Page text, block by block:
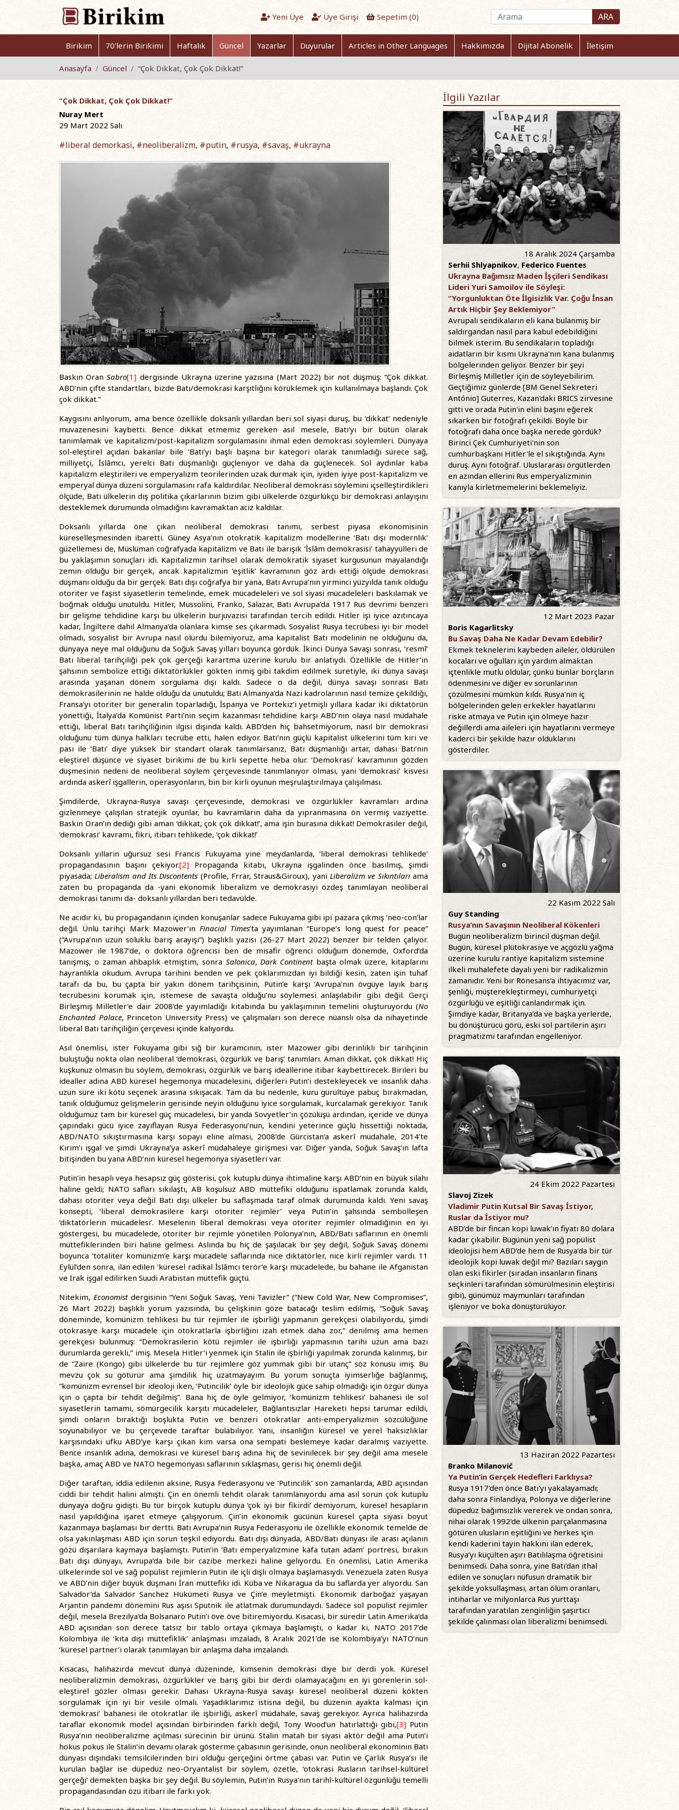
Yeni Üye Üye Girişi Sepetim (0) ARA
Birikim 70'lerin Birikimi Haftalık Güncel Yazarlar Duyurular Articles in Other Languages Hakkımızda Dijital Abonelik İletişim
Anasayfa Güncel “Çok Dikkat, Çok Çok Dikkat!”
“Çok Dikkat, Çok Çok Dikkat!”
Nuray Mert
29 Mart 2022 Salı
#liberal demorkasi, #neoliberalizm, #putin, #rusya, #savaş, #ukrayna
Baskın OranSabro[1] dergisinde Ukrayna üzerine yazısına (Mart 2022) bir not düşmüş: “Çok dikkat.
ABD’nin çifte standartları, bizde Batı/demokrasi karşıtlığını körüklemek için kullanılmaya başlandı. Çok
çok dikkat.”
Kaygısını anlıyorum, ama bence özellikle doksanlı yıllardan beri sol siyasi duruş, bu ‘dikkat’ nedeniyle
muvazenesini kaybetti. Bence dikkat etmemiz gereken asıl mesele, Batı’yı bir bütün olarak
tanımlamak ve kapitalizm/post-kapitalizm sorgulamasını ihmal eden demokrasi söylemleri. Dünyaya
sol-eleştirel açıdan bakanlar bile ‘Batı’yı başlı başına bir kategori olarak tanımladığı sürece sağ,
milliyetçi, İslâmcı, yerelci Batı düşmanlığı güçleniyor ve daha da güçlenecek. Sol aydınlar kaba
kapitalizm eleştirileri ve emperyalizm teorilerinden uzak durmak için, iyiden iyiye post-kapitalizm ve
emperyal dünya düzeni sorgulamasını rafa kaldırdılar. Neoliberal demokrasi söylemini içselleştirdikleri
ölçüde, Batı ülkelerin dış politika çıkarlarının bizim gibi ülkelerde özgürlükçü bir demokrasi anlayışını
desteklemek durumunda olmadığını kavramaktan aciz kaldılar.
Doksanlı yıllarda öne çıkan neoliberal demokrasi tanımı, serbest piyasa ekonomisinin
küreselleşmesinden ibaretti. Güney Asya’nın otokratik kapitalizm modellerine ‘Batı dışı modernlik’
güzellemesi de, Müslüman coğrafyada kapitalizm ve Batı ile barışık ‘İslâm demokrasisi’ tahayyülleri de
bu yaklaşımın sonuçları idi. Kapitalizmin tarihsel olarak demokratik siyaset kurgusunun mayalandığı
zemin olduğu bir gerçek, ancak kapitalizmin ‘eşitlik’ kavramının göz ardı ettiği ölçüde demokrasi
düşmanı olduğu da bir gerçek. Batı dışı coğrafya bir yana, Batı Avrupa’nın yirminci yüzyılda tanık olduğu
otoriter ve faşist siyasetlerin temelinde, emek mücadeleleri ve sol siyasi mücadeleleri baskılamak ve
boğmak olduğu unutuldu. Hitler, Mussolini, Franko, Salazar, Batı Avrupa’da 1917 Rus devrimi benzeri
bir gelişme tehdidine karşı bu ülkelerin burjuvazisi tarafından tercih edildi. Hitler işi iyice azıtıncaya
kadar, İngiltere dahil Almanya’da olanlara kimse ses çıkarmadı. Sosyalist Rusya tecrübesi iyi bir model
olmadı, sosyalist bir Avrupa nasıl olurdu bilemiyoruz, ama kapitalist Batı modelinin ne olduğunu da,
dünyaya neye mal olduğunu da Soğuk Savaş yılları boyunca gördük. İkinci Dünya Savaşı sonrası, ‘resmî’
Batı liberal tarihçiliği pek çok gerçeği karartma üzerine kurulu bir anlatıydı. Özellikle de Hitler’in
şahsının sembolize ettiği diktatörlükler gökten inmiş gibi takdim edilmek suretiyle, iki dünya savaşı
arasında yaşanan dönem sorgulama dışı kaldı. Sadece o da değil, dünya savaşı sonrası Batı
demokrasilerinin ne halde olduğu da unutuldu; Batı Almanya’da Nazi kadrolarının nasıl temize çekildiği,
Fransa’yı otoriter bir generalin toparladığı, İspanya ve Portekiz’i yetmişli yıllara kadar iki diktatörün
yönettiği, İtalya’da Komünist Parti’nin seçim kazanması tehdidine karşı ABD’nin olaya nasıl müdahale
ettiği, liberal Batı tarihçiliğinin ilgisi dışında kaldı. ABD’den hiç bahsetmiyorum, nasıl bir demokrasi
olduğunu tüm dünya halkları tecrübe etti, halen ediyor. Batı’nın güçlü kapitalist ülkelerini tüm kiri ve
pası ile ‘Batı’ diye yüksek bir standart olarak tanımlarsanız, Batı düşmanlığı artar, dahası Batı’nın
eleştirel düşünce ve siyaset birikimi de bu kirli sepette heba olur. ‘Demokrasi’ kavramının gözden
düşmesinin nedeni de neoliberal söylem çerçevesinde tanımlanıyor olması, yani ‘demokrasi’ kisvesi
ardında askerî işgallerin, operasyonların, bin bir kirli oyunun meşrulaştırılmaya çalışılması.
Şimdilerde, Ukrayna-Rusya savaşı çerçevesinde, demokrasi ve özgürlükler kavramları ardına
gizlenmeye çalışılan stratejik oyunlar, bu kavramların daha da yıpranmasına ön vermiş vaziyette.
Baskın Oran’ın dediği gibi aman ‘dikkat, çok çok dikkat!’, ama işin burasına dikkat! Demokrasiler değil,
‘demokrasi’ kavramı, fikri, itibarı tehlikede, ‘çok dikkat!’
Doksanlı yılların uğursuz sesi Francis Fukuyama yine meydanlarda, ‘liberal demokrasi tehlikede’
propagandasının başını çekiyor.[2]Propaganda kitabı, Ukrayna işgalinden önce basılmış, şimdi
piyasada;Liberalism and Its Discontents (Profile, Frrar, Straus&Giroux), yaniLiberalizm ve Sıkıntılarıama
zaten bu propaganda da -yani ekonomik liberalizm ve demokrasiyi özdeş tanımlayan neoliberal
demokrasi tanımı da- doksanlı yıllardan beri tedavülde.
Ne acıdır ki, bu propagandanın içinden konuşanlar sadece Fukuyama gibi ipi pazara çıkmış ‘neo-con’lar
değil. Ünlü tarihçi Mark Mazower’ın Finacial Times’ta yayımlanan “Europe’s long quest for peace”
(“Avrupa’nın uzun soluklu barış arayışı”) başlıklı yazısı (26-27 Mart 2022) benzer bir telden çalıyor.
Mazower ile 1987’de, o doktora öğrencisi ben de misafir öğrenci olduğum dönemde, Oxford’da
tanışmış, o zaman ahbaplık etmiştim, sonra Salonica,Dark Continentbaşta olmak üzere, kitaplarını
hayranlıkla okudum. Avrupa tarihini benden ve pek çoklarımızdan iyi bildiği kesin, zaten işin tuhaf
tarafı da bu, bu çapta bir yakın dönem tarihçisinin, Putin’e karşı ‘Avrupa’nın övgüye layık barış
tecrübesini korumak için, istemese de savaşta olduğu’nu söylemesi anlaşılabilir gibi değil. Gerçi
Birleşmiş Milletler’e dair 2008’de yayımladığı kitabında bu yaklaşımının temelini oluşturuyordu (No
Enchanted Palace, Princeton University Press) ve çalışmaları son derece nüanslı olsa da nihayetinde
liberal Batı tarihçiliğin çerçevesi içinde kalıyordu.
Asıl önemlisi, ister Fukuyama gibi sığ bir kuramcının, ister Mazower gibi derinlikli bir tarihçinin
buluştuğu nokta olan neoliberal ‘demokrasi, özgürlük ve barış’ tanımları. Aman dikkat, çok dikkat! Hiç
kuşkunuz olmasın bu söylem, demokrasi, özgürlük ve barış ideallerine itibar kaybettirecek. Birileri bu
idealler adına ABD küresel hegemonya mücadelesini, diğerleri Putin’i destekleyecek ve insanlık daha
uzun süre iki kötü seçenek arasına sıkışacak. Tam da bu nedenle, kuru gürültüye pabuç bırakmadan,
tanık olduğumuz gelişmelerin gerisinde neyin olduğunu iyice sorgulamak, kurcalamak gerekiyor. Tanık
olduğumuz tam bir küresel güç mücadelesi, bir yanda Sovyetler’in çözülüşü ardından, içeride ve dünya
çapındaki gücü iyice zayıflayan Rusya Federasyonu’nun, kendini yeterince güçlü hissettiği noktada,
ABD/NATO sıkıştırmasına karşı sopayı eline alması, 2008’de Gürcistan’a askerî müdahale, 2014’te
Kırım’ı işgal ve şimdi Ukrayna’ya askerî müdahaleye girişmesi var. Diğer yanda, Soğuk Savaş’ın lafta
bitişinden bu yana ABD’nin küresel hegemonya siyasetleri var.
Putin’in hesaplı veya hesapsız güç gösterisi, çok kutuplu dünya ihtimaline karşı ABD’nin en büyük silahı
haline geldi; NATO safları sıkılaştı, AB koşulsuz ABD müttefiki olduğunu ispatlamak zorunda kaldı,
dahası otoriter veya değil Batı dışı ülkeler bu saflaşmada taraf olmak durumunda kaldı. Yeni savaş
konsepti, ‘liberal demokrasilere karşı otoriter rejimler’ veya Putin’in şahsında sembolleşen
‘diktatörlerin mücadelesi’. Meselenin liberal demokrasi veya otoriter rejimler olmadığının en iyi
göstergesi, bu mücadelede, otoriter bir rejimle yönetilen Polonya’nın, ABD/Batı saflarının en önemli
müttefiklerinden biri haline gelmesi. Aslında bu hiç de şaşılacak bir şey değil, Soğuk Savaş dönemi
boyunca ‘totaliter komünizm’e karşı mücadele saflarında nice diktatörler, nice kirli rejimler vardı. 11
Eylül’den sonra, ilan edilen ‘küresel radikal İslâmcı terör’e karşı mücadelede, bu bahane ile Afganistan
ve Irak işgal edilirken Suudi Arabistan müttefik güçtü.
Nitekim, Economistdergisinin “Yeni Soğuk Savaş, Yeni Tavizler” (“New Cold War, New Compromises”,
26 Mart 2022) başlıklı yorum yazısında, bu çelişkinin göze batacağı teslim edilmiş, “Soğuk Savaş
döneminde, komünizm tehlikesi bu tür rejimler ile işbirliği yapmanın gerekçesi olabiliyordu, şimdi
otokrasiye karşı mücadele için otokratlarla işbirliğini izah etmek daha zor,” denilmiş ama hemen
gerekçesi bulunmuş: “Demokrasilerin kötü rejimler ile işbirliği yapmasının tarihi uzun ama bazı
durumlarda gerekli,” imiş. Mesela Hitler’i yenmek için Stalin ile işbirliği yapılmak zorunda kalınmış, bir
de “Zaire (Kongo) gibi ülkelerde bu tür rejimlere göz yummak gibi bir utanç” söz konusu imiş. Bu
mevzu çok su götürür ama şimdilik hiç uzatmayayım. Bu yorum sonuçta iyimserliğe bağlanmış,
“komünizm evrensel bir ideoloji iken, ‘Putincilik’ öyle bir ideolojik güce sahip olmadığı için özgür dünya
için o çapta bir tehdit değilmiş”. Bana hiç de öyle gelmiyor, ‘komünizm tehlikesi’ bahanesi ile sol
siyasetlerin tamamı, sömürgecilik karşıtı mücadeleler, Bağlantısızlar Hareketi hepsi tarumar edildi,
şimdi onların bıraktığı boşlukta Putin ve benzeri otokratlar anti-emperyalizmin sözcülüğüne
soyunabiliyor ve bu çerçevede taraftar bulabiliyor. Yani, insanlığın küresel ve yerel haksızlıklar
karşısındaki ufku ABD’ye karşı çıkan kim varsa ona sempati beslemeye kadar daralmış vaziyette.
Bence insanlık adına, demokrasi ve küresel barış adına hiç de sevinilecek bir şey değil ama mesele
başka, amaç ABD ve NATO hegemonyası saflarının sıklaşması, gerisi hiç önemli değil.
Diğer taraftan, iddia edilenin aksine, Rusya Federasyonu ve ‘Putincilik’ son zamanlarda, ABD açısından
ciddi bir tehdit halini almıştı. Çin en önemli tehdit olarak tanımlanıyordu ama asıl sorun çok kutuplu
dünyaya doğru gidişti. Bu tür birçok kutuplu dünya ‘çok iyi bir fikirdi’ demiyorum, küresel hesapların
nasıl yapıldığına işaret etmeye çalışıyorum. Çin’in ekonomik gücünün küresel çapta siyasi boyut
kazanmaya başlaması bir dertti. Batı Avrupa’nın Rusya Federasyonu ile özellikle ekonomik temelde de
olsa yakınlaşması ABD için sorun teşkil ediyordu. Batı dışı dünyada, ABD/Batı dünyası ile arası açılanın
gözü dışarılara kaymaya başlamıştı. Putin’in ‘Batı emperyalizmine kafa tutan adam’ portresi, bırakın
Batı dışı dünyayı, Avrupa’da bile bir cazibe merkezi haline geliyordu. En önemlisi, Latin Amerika
ülkelerinde sol ve sağ popülist rejimlerin Putin ile içli dışlı olmaya başlamasıydı. Venezuela zaten Rusya
ve ABD’nin diğer büyük düşmanı İran müttefiki idi. Küba ve Nikaragua da bu saflarda yer alıyordu. San
Salvador’da Salvador Sanchez Hükümeti Rusya ve Çin’e meyletmişti. Ekonomik darboğaz yaşayan
Arjantin pandemi dönemini Rus aşısı Sputnik ile atlatmak durumundaydı. Sadece sol popülist rejimler
değil, mesela Brezilya’da Bolsanaro Putin’i öve öve bitiremiyordu. Kısacası, bir süredir Latin Amerika’da
ABD açısından son derece tatsız bir tablo ortaya çıkmaya başlamıştı, o kadar ki, NATO 2017’de
Kolombiya ile ‘kıta dışı müttefiklik’ anlaşması imzaladı, 8 Aralık 2021’de ise Kolombiya’yı NATO’nun
‘küresel partner’i olarak tanımlayan bir anlaşma daha imzalandı.
Kısacası, halihazırda mevcut dünya düzeninde, kimsenin demokrasi diye bir derdi yok. Küresel
neoliberalizmin demokrasi, özgürlükler ve barış gibi bir derdi olamayacağını en iyi görenlerin sol-
eleştirel gözler olması gerekir. Dahası Ukrayna-Rusya savaşı küresel neoliberal düzeni kökten
sorgulamak için iyi bir vesile olmalı. Yaşadıklarımız istisna değil, bu düzenin ayakta kalması için
‘demokrasi’ bahanesi ile otokratlar ile işbirliği, askerî müdahale, savaş gerekiyor. Ayrıca halihazırda
taraflar ekonomik model açısından birbirinden farklı değil, Tony Wood’un hatırlattığı gibi,[3]Putin
Rusya’nın neoliberalizme açılması sürecinin bir ürünü. Stalin matah bir siyasi aktör değil ama Putin’i
hokus pokus ile Stalin’in devamı olarak gösterme çabasının gerisinde, onun neoliberal ekonominin Batı
dünyası dışındaki temsilcilerinden biri olduğu gerçeğini örtme çabası var. Putin ve Çarlık Rusya’sı ile
kurulan bağlar ise düpedüz neo-Oryantalist bir söylem, özetle, ‘otokrasi Rusların tarihsel-kültürel
gerçeği’ demekten başka bir şey değil. Bu söylemin, Putin’in Rusya’nın tarihî-kültürel özgünlüğü temelli
propagandasından özü itibarı ile farkı yok.
İlgili Yazılar
18 Aralık 2024 Çarşamba
Serhii Shlyapnikov, Federico Fuentes
Ukrayna Bağımsız Maden İşçileri Sendikası
Lideri Yuri Samoilov ile Söyleşi:
“Yorgunluktan Öte İlgisizlik Var. Çoğu İnsan
Artık Hiçbir Şey Beklemiyor”
Avrupalı sendikaların eli kana bulanmış bir
saldırgandan nasıl para kabul edebildiğini
bilmek isterim. Bu sendikaların topladığı
aidatların bir kısmı Ukrayna'nın kana bulanmış
bölgelerinden geliyor. Benzer bir şeyi
Birleşmiş Milletler için de söyleyebilirim.
Geçtiğimiz günlerde [BM Genel Sekreteri
António] Guterres, Kazan'daki BRICS zirvesine
gitti ve orada Putin'in elini başını eğerek
sıkarken bir fotoğrafı çekildi. Böyle bir
fotoğrafı daha önce başka nerede gördük?
Birinci Çek Cumhuriyeti'nin son
cumhurbaşkanı Hitler'le el sıkıştığında. Aynı
duruş. Aynı fotoğraf. Uluslararası örgütlerden
en azından ellerini Rus emperyalizminin
kanıyla kirletmemelerini beklemeliyiz.
12 Mart 2023 Pazar
Boris Kagarlitsky
Bu Savaş Daha Ne Kadar Devam Edebilir?
Ekmek teknelerini kaybeden aileler, öldürülen
kocaları ve oğulları için yardım almaktan
içtenlikle mutlu oldular, çünkü bunlar borçların
ödenmesini ve diğer ev sorunlarının
çözülmesini mümkün kıldı. Rusya'nın iç
bölgelerinden gelen erkekler hayatlarını
riske atmaya ve Putin için ölmeye hazır
değillerdi ama aileleri için hayatlarını vermeye
kaderci bir şekilde hazır olduklarını
gösterdiler.
22 Kasım 2022 Salı
Guy Standing
Rusya’nın Savaşının Neoliberal Kökenleri
Bugün neoliberalizm birincil düşman değil.
Bugün, küresel plütokrasiye ve açgözlü yağma
üzerine kurulu rantiye kapitalizm sistemine
ilkeli muhalefete dayalı yeni bir radikalizmin
zamanıdır. Yeni bir Rönesans’a ihtiyacımız var,
şenliği, müşterekleştirmeyi, cumhuriyetçi
özgürlüğü ve eşitliği canlandırmak için.
Şimdiye kadar, Britanya’da ve başka yerlerde,
bu dönüştürücü görü, eski sol partilerin aşırı
pragmatizmi tarafından engelleniyor.
24 Ekim 2022 Pazartesi
Slavoj Zizek
Vladimir Putin Kutsal Bir Savaş İstiyor,
Ruslar da İstiyor mu?
ABD’de bir fincan kopi luwak’ın fiyatı 80 dolara
kadar çıkabilir. Bugünün yeni sağ popülist
ideolojisi hem ABD’de hem de Rusya’da bir tür
ideolojik kopi luwak değil mi? Bazıları saygın
olan eski fikirler (sıradan insanların finans
seçkinleri tarafından sömürülmesinin eleştirisi
gibi), günümüz maymunları tarafından
işleniyor ve boka dönüştürülüyor.
13 Haziran 2022 Pazartesi
Branko Milanović
Ya Putin’in Gerçek Hedefleri Farklıysa?
Rusya 1917'den önce Batı'yı yakalayamadı;
daha sonra Finlandiya, Polonya ve diğerlerine
düpedüz bağımsızlık vererek ve ondan sonra,
nihai olarak 1992'de ülkenin parçalanmasına
götüren ulusların eşitliğini ve herkes için
kendi kaderini tayin hakkını ilan ederek,
Rusya’yı küçülten aşırı Batılılaşma öğretisini
benimsedi. Daha sonra, yine Batı'dan ithal
edilen ve sonuçları nüfusun dramatik bir
şekilde yoksullaşması, artan ölüm oranları,
intiharlar ve milyonlarca Rus yurttaşı
tarafından yaratılan zenginliğin şaşırtıcı
şekilde çalınması olan liberalizmi benimsedi.